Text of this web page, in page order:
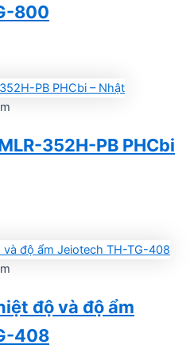
800
352H-PB PHCbi
độ và độ ẩm
408